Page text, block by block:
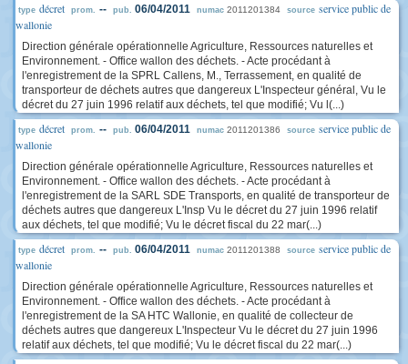
type décret prom. -- pub. 06/04/2011 numac 2011201384 source service public de
wallonie
Direction générale opérationnelle Agriculture, Ressources naturelles et
Environnement. - Office wallon des déchets. - Acte procédant à
l'enregistrement de la SPRL Callens, M., Terrassement, en qualité de
transporteur de déchets autres que dangereux L'Inspecteur général, Vu le
décret du 27 juin 1996 relatif aux déchets, tel que modifié; Vu l(...)
type décret prom. -- pub. 06/04/2011 numac 2011201386 source service public de
wallonie
Direction générale opérationnelle Agriculture, Ressources naturelles et
Environnement. - Office wallon des déchets. - Acte procédant à
l'enregistrement de la SARL SDE Transports, en qualité de transporteur de
déchets autres que dangereux L'Insp Vu le décret du 27 juin 1996 relatif
aux déchets, tel que modifié; Vu le décret fiscal du 22 mar(...)
type décret prom. -- pub. 06/04/2011 numac 2011201388 source service public de
wallonie
Direction générale opérationnelle Agriculture, Ressources naturelles et
Environnement. - Office wallon des déchets. - Acte procédant à
l'enregistrement de la SA HTC Wallonie, en qualité de collecteur de
déchets autres que dangereux L'Inspecteur Vu le décret du 27 juin 1996
relatif aux déchets, tel que modifié; Vu le décret fiscal du 22 mar(...)